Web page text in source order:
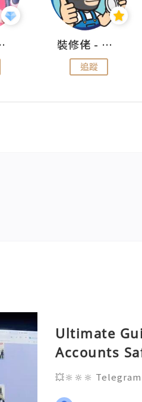
怪之家 裝修佬 - 香港一站式網上裝修平台
追蹤
Ultimate
Accounts
💥🔆🔆🔆